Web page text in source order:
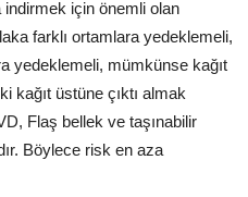
indirmek için önemli olan
farklı ortamlara yedeklemeli,
yedeklemeli, mümkünse kağıt
kağıt üstüne çıktı almak
Flaş bellek ve taşınabilir
Böylece risk en aza